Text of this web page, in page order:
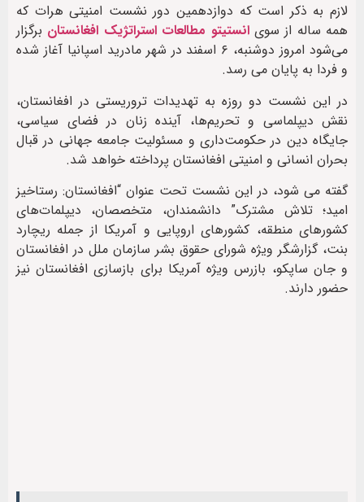
لازم به ذکر است که دوازدهمین دور نشست امنیتی هرات که
همه ساله از سویانستیتو مطالعات استراتژیک افغانستان برگزار
می‌شود امروز دوشنبه، ۶ اسفند در شهر مادرید اسپانیا آغاز شده
و فردا به پایان می رسد.
در این نشست دو روزه به تهدیدات تروریستی در افغانستان،
نقش دیپلماسی و تحریم‌ها، آینده‌ زنان در فضای سیاسی،
جایگاه دین در حکومت‌داری و مسئولیت جامعه‌ جهانی در قبال
بحران انسانی و امنیتی افغانستان پرداخته خواهد شد.
گفته می شود، در این نشست تحت عنوان “افغانستان: رستاخیز
امید؛ تلاش مشترک” دانشمندان، متخصصان، دیپلمات‌های
کشورهای منطقه، کشورهای اروپایی و آمریکا از جمله ریچارد
بنت، گزارشگر ویژه شورای حقوق بشر سازمان ملل در افغانستان
و جان ساپکو، بازرس ویژه آمریکا برای بازسازی افغانستان نیز
حضور دارند.